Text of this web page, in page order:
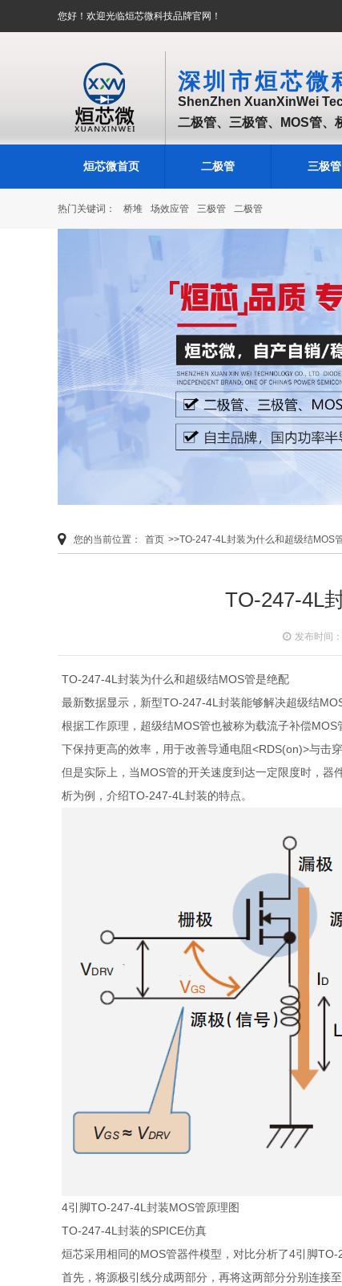
您好！欢迎光临烜芯微科技品牌官网！
深圳市烜芯微
ShenZhen XuanXinWei
二极管、三极管、MOS管、
烜芯微首页 二极管 三极管
热门关键词： 桥堆 场效应管 三极管 二极管
您的当前位置： 首页 >>TO-247-4L封装为什么和超级结MOS
TO-247-4L
发布时间
TO-247-4L封装为什么和超级结MOS管是绝配
最新数据显示，新型TO-247-4L封装能够解决超级结
根据工作原理，超级结MOS管也被称为载流子补偿
下保持更高的效率，用于改善导通电阻<RDS(on)>与击穿
但是实际上，当MOS管的开关速度到达一定限度时，
析为例，介绍TO-247-4L封装的特点。
4引脚TO-247-4L封装MOS管原理图
TO-247-4L封装的SPICE仿真
烜芯采用相同的MOS管器件模型，对比分析了4引脚TO-
首先，将源极引线分成两部分，再将这两部分分别连接